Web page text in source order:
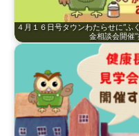
４月１６日号タウンわたらせに“ふ
金相談会開催”